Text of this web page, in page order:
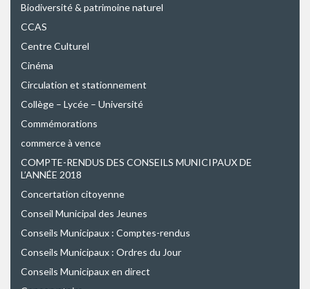
Biodiversité & patrimoine naturel
CCAS
Centre Culturel
Cinéma
Circulation et stationnement
Collège – Lycée – Université
Commémorations
commerce à vence
COMPTE-RENDUS DES CONSEILS MUNICIPAUX DE
L’ANNÉE 2018
Concertation citoyenne
Conseil Municipal des Jeunes
Conseils Municipaux : Comptes-rendus
Conseils Municipaux : Ordres du Jour
Conseils Municipaux en direct